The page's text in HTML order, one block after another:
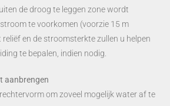
de droog te leggen zone wordt
te voorkomen (voorzie 15 m
reliëf en de stroomsterkte zullen u helpen
te bepalen, indien nodig.
aanbrengen
om zoveel mogelijk water af te